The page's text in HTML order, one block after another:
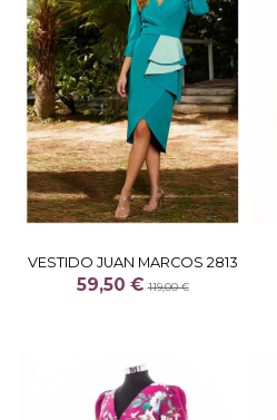
VESTIDO JUAN MARCOS 2813
59,50 €119,00 €